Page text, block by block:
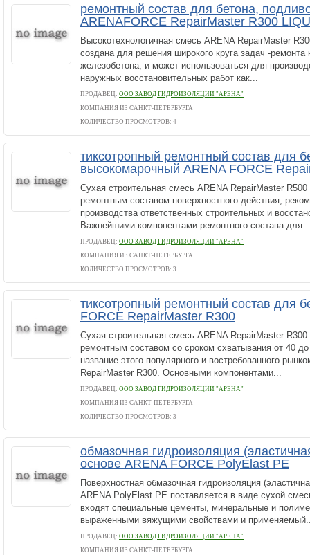
ремонтный состав для бетона,
ARENAFORCE RepairMaster R300
Высокотехнологичная смесь ARENA RepairMaster
создана для решения широкого круга задач -ремонта
железобетона, и может использоваться для
наружных восстановительных работ как...
ПРОДАВЕЦ: ООО ЗАВОД ГИДРОИЗОЛЯЦИИ "АРЕНА"
КОМПАНИЯ ИЗ САНКТ-ПЕТЕРБУРГА
КОЛИЧЕСТВО ПРОСМОТРОВ: 4
тиксотропный ремонтный состав для
высокомарочный ARENA FORCE
Сухая строительная смесь ARENA RepairMaster
ремонтным составом поверхностного действия,
производства ответственных строительных и
Важнейшими компонентами ремонтного состава для...
ПРОДАВЕЦ: ООО ЗАВОД ГИДРОИЗОЛЯЦИИ "АРЕНА"
КОМПАНИЯ ИЗ САНКТ-ПЕТЕРБУРГА
КОЛИЧЕСТВО ПРОСМОТРОВ: 3
тиксотропный ремонтный состав для
FORCE RepairMaster R300
Сухая строительная смесь ARENA RepairMaster
ремонтным составом со сроком схватывания от 40
название этого популярного и востребованного
RepairMaster R300. Основными компонентами...
ПРОДАВЕЦ: ООО ЗАВОД ГИДРОИЗОЛЯЦИИ "АРЕНА"
КОМПАНИЯ ИЗ САНКТ-ПЕТЕРБУРГА
КОЛИЧЕСТВО ПРОСМОТРОВ: 3
обмазочная гидроизоляция
основе ARENA FORCE PolyElast PE
Поверхностная обмазочная гидроизоляция
ARENA PolyElast PE поставляется в виде сухой
входят специальные цементы, минеральные и
выраженными вяжущими свойствами и
ПРОДАВЕЦ: ООО ЗАВОД ГИДРОИЗОЛЯЦИИ "АРЕНА"
КОМПАНИЯ ИЗ САНКТ-ПЕТЕРБУРГА